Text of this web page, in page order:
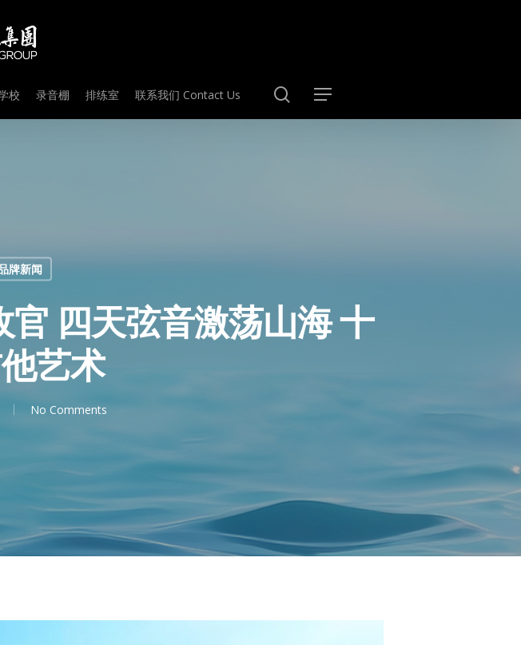
校 录音棚 排练室 联系我们 Contact Us search
Menu
牌新闻
四天弦音激荡山海 十
艺术
No Comments